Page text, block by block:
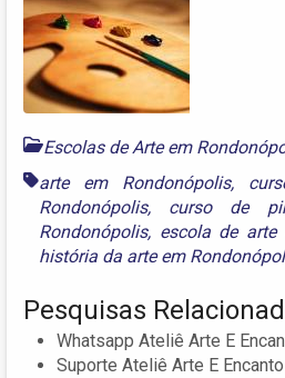
Escolas de Arte em
arte em Rondonópolis,
Rondonópolis, curso de
Rondonópolis, escola de arte
história da arte em
Pesquisas
Whatsapp Ateliê Arte E
Suporte Ateliê Arte E Encanto